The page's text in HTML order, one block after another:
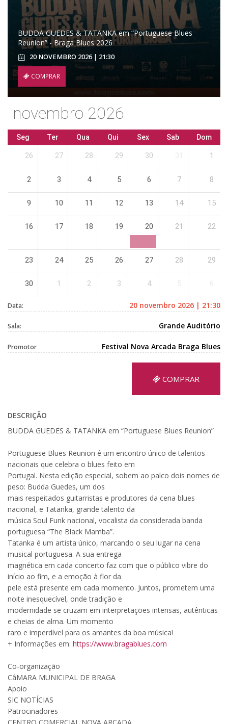
BUDDA GUEDES & TATANKA em “Portuguese Blues
Reunion” - Braga Blues 2026
20 NOVEMBRO 2026 | 21:30
COMPRAR
novembro 2026
Seg Ter Qua Qui Sex Sab Dom
26 27 28 29 30 1
2 3 4 5 6 7 8
9 10 11 12 13 14 15
16 17 18 19 20 21 22
23 24 25 26 27 28 29
30 1 2 3 4
Data: 20 novembro 2026 | 21:30
Sala: Grande Auditório
Promotor Festival Nova Arcada Braga Blues
COMPRAR
DESCRIÇÃO
BUDDA GUEDES & TATANKA em “Portuguese Blues Reunion”
Portuguese Blues Reunion é um encontro único de talentos
nacionais que celebra o blues feito em
Portugal. Nesta edição especial, sobem ao palco dois nomes de
peso: Budda Guedes, um dos
mais respeitados guitarristas e produtores da cena blues
nacional, e Tatanka, grande talento da
música Soul Funk nacional, vocalista da considerada banda
portuguesa “The Black Mamba”.
Tatanka é um artista único, marcando o seu lugar na cena
musical portuguesa. A sua entrega
magnética em cada concerto faz com que o público vibre do
início ao fim, e a emoção à flor da
pele está presente em cada momento. Juntos, prometem uma
noite inesquecível, onde tradição e
modernidade se cruzam em interpretações intensas, autênticas
e cheias de alma. Um momento
raro e imperdível para os amantes da boa música!
+ Informações em: https://www.bragablues.com
Co-organização
CâMARA MUNICIPAL DE BRAGA
Apoio
SIC NOTÍCIAS
Patrocinadores
CENTRO COMERCIAL NOVA ARCADA